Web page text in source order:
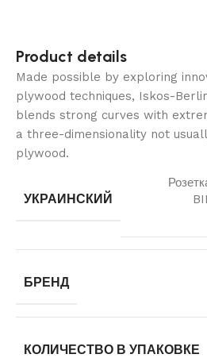
Product details
Made possible by exploring
plywood techniques, Iskos-
blends strong curves with
a three-dimensionality not
plywood.
УКРАИНСКИЙ
БРЕНД
КОЛИЧЕСТВО В УПАКОВКЕ